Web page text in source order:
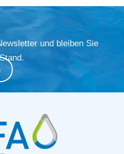
und bleiben Sie